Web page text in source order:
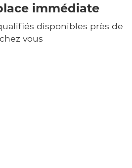
immédiate
disponibles près de
chez vous